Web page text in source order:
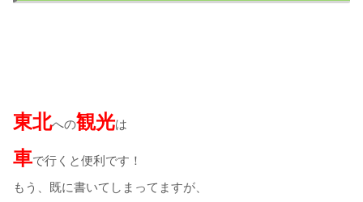
東北への観光は
車で行くと便利です！
もう、既に書いてしまってますが、